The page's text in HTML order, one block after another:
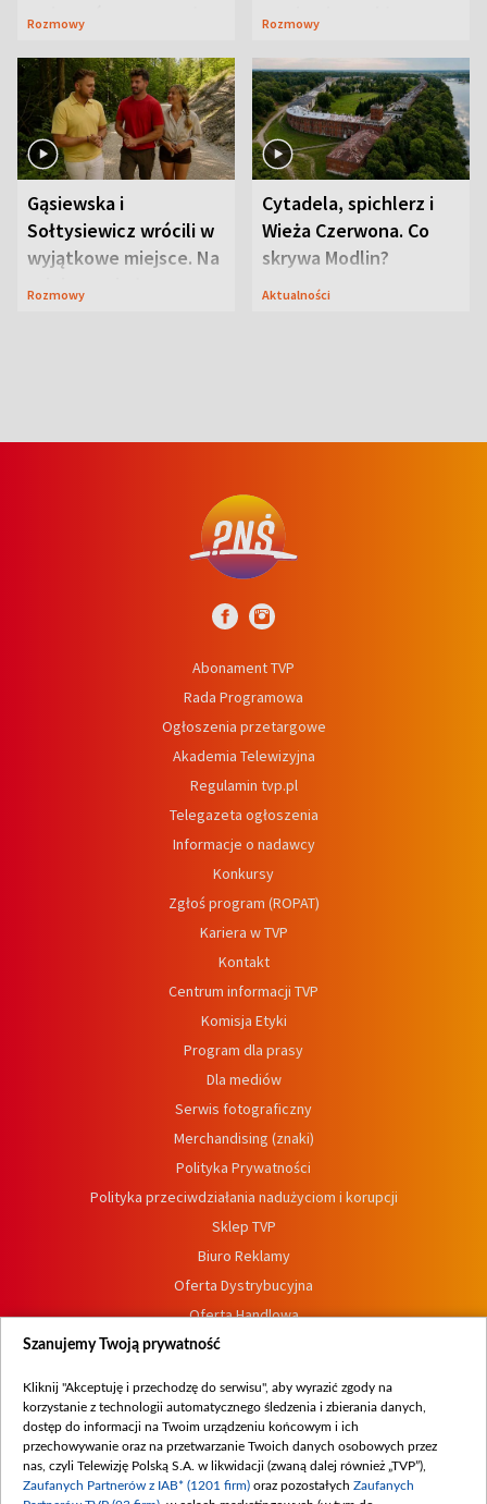
uwierzyć, co przeszła
Rozmowy
swoje niezwykłe
Rozmowy
Gąsiewska i
Sołtysiewicz wrócili w
wyjątkowe miejsce. Na
szlaku czekał
Rozmowy
Cytadela, spichlerz i
Wieża Czerwona. Co
skrywa Modlin?
Aktualności
Abonament TVP
Rada Programowa
Ogłoszenia przetargowe
Akademia Telewizyjna
Regulamin tvp.pl
Telegazeta ogłoszenia
Informacje o nadawcy
Konkursy
Zgłoś program (ROPAT)
Kariera w TVP
Kontakt
Centrum informacji TVP
Komisja Etyki
Program dla prasy
Dla mediów
Serwis fotograficzny
Merchandising (znaki)
Polityka Prywatności
Polityka przeciwdziałania nadużyciom i korupcji
Sklep TVP
Biuro Reklamy
Oferta Dystrybucyjna
Oferta Handlowa
Dostępność
Procedura zgłoszeń wewnętrznych
Szanujemy Twoją prywatność
Kliknij "Akceptuję i przechodzę do serwisu", aby wyrazić zgody na
korzystanie z technologii automatycznego śledzenia i zbierania danych,
dostęp do informacji na Twoim urządzeniu końcowym i ich
przechowywanie oraz na przetwarzanie Twoich danych osobowych przez
nas, czyli Telewizję Polską S.A. w likwidacji (zwaną dalej również „TVP”),
Zaufanych Partnerów z IAB* (1201 firm) oraz pozostałych Zaufanych